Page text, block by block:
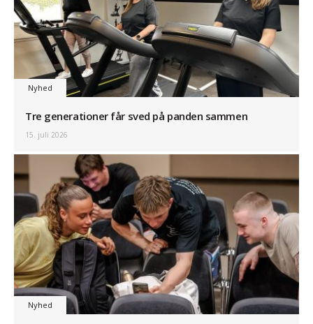
Nyhed
Tre generationer får sved på panden sammen
15. juli 2026
Nyhed